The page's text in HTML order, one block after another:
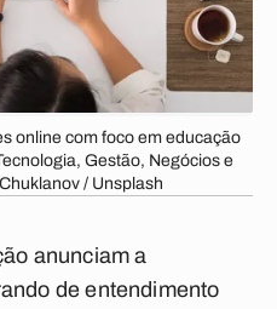
online com foco em educação
Gestão, Negócios e
/ Unsplash
anunciam a
de entendimento